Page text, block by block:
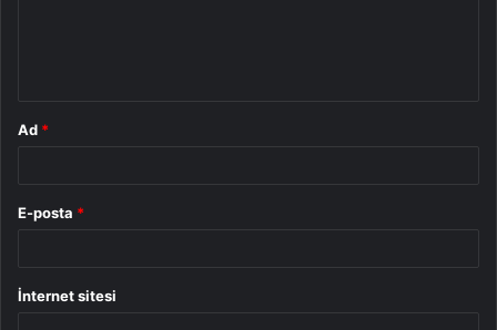
Ad *
E-posta *
İnternet sitesi